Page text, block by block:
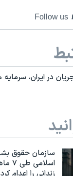
کادر رهبری ایران
۹۸
جایزه نوبل صلح
آمریکا «سی‌پک»
به چین
Follow us
در ایران، سرمایه
سازمان حقوق